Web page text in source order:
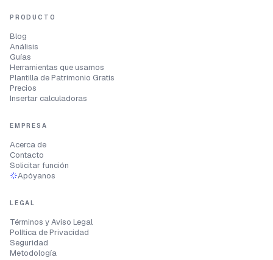
PRODUCTO
Blog
Análisis
Guías
Herramientas que usamos
Plantilla de Patrimonio Gratis
Precios
Insertar calculadoras
EMPRESA
Acerca de
Contacto
Solicitar función
Apóyanos
LEGAL
Términos y Aviso Legal
Política de Privacidad
Seguridad
Metodología